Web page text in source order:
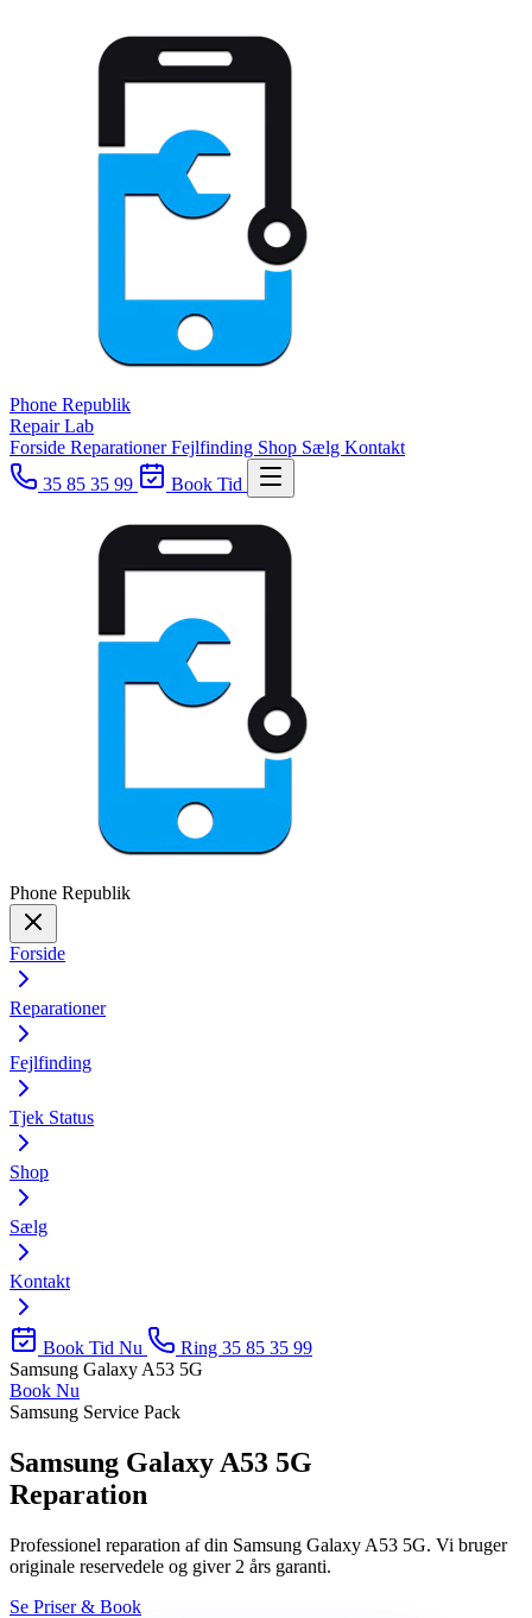
Phone Republik
Repair Lab
Forside ReparationerFejlfinding Shop Sælg Kontakt
35 85 35 99
Book Tid
Phone Republik
Forside
Reparationer
Fejlfinding
Tjek Status
Shop
Sælg
Kontakt
Book Tid Nu
Ring 35 85 35 99
Samsung Galaxy A53 5G
Book Nu
Samsung Service Pack
Samsung Galaxy A53 5G
Reparation
Professionel reparation af din Samsung Galaxy A53 5G. Vi bruger
originale reservedele og giver 2 års garanti.
Se Priser & Book